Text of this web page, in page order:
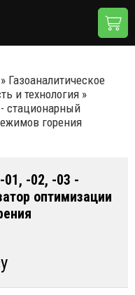
» Газоаналитическое
и технология »
стационарный
горения
-02, -03 -
оптимизации